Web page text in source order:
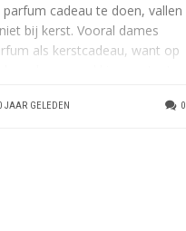
cadeau te doen, vallen
bij kerst. Vooral dames
als kerstcadeau, want op
winkelcentrum beslist.nl,
JAAR GELEDEN 0